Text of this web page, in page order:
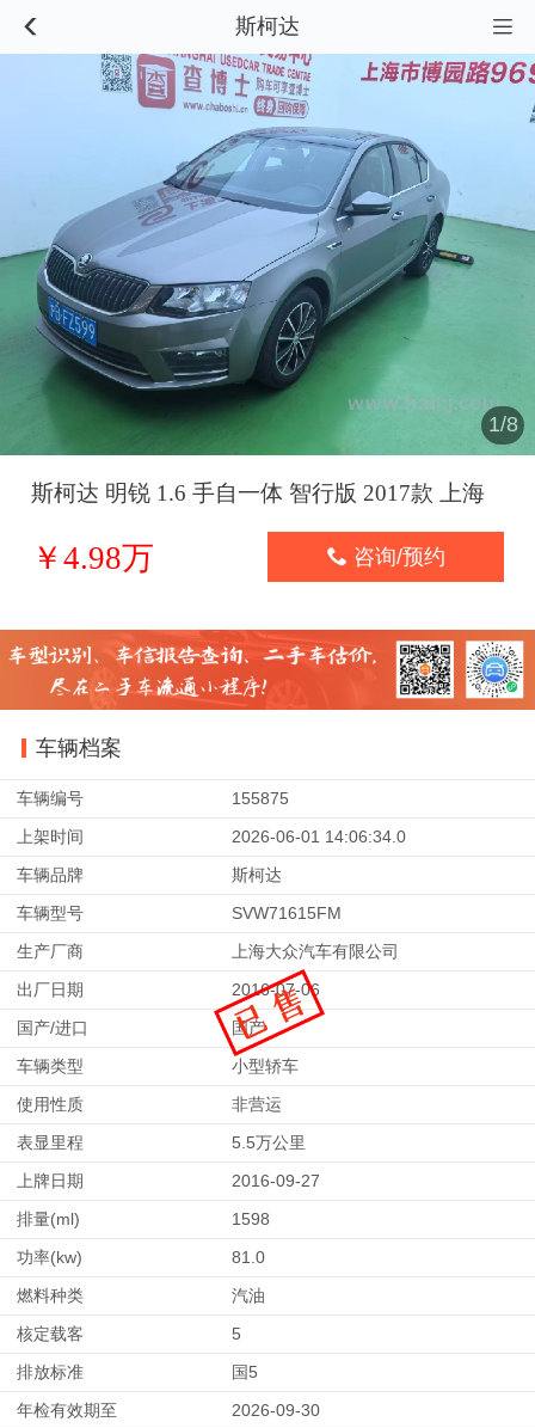
 斯柯达 
1/8
斯柯达 明锐 1.6 手自一体 智行版 2017款 上海
￥4.98万  咨询/预约
车辆档案
车辆编号
155875
上架时间
2026-06-01 14:06:34.0
车辆品牌
斯柯达
车辆型号
SVW71615FM
生产厂商
上海大众汽车有限公司
出厂日期
2016-07-06
国产/进口
国产
车辆类型
小型轿车
使用性质
非营运
表显里程
5.5万公里
上牌日期
2016-09-27
排量(ml)
1598
功率(kw)
81.0
燃料种类
汽油
核定载客
5
排放标准
国5
年检有效期至
2026-09-30